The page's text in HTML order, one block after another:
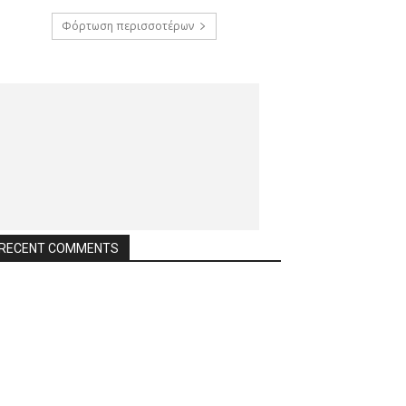
Φόρτωση περισσοτέρων
RECENT COMMENTS